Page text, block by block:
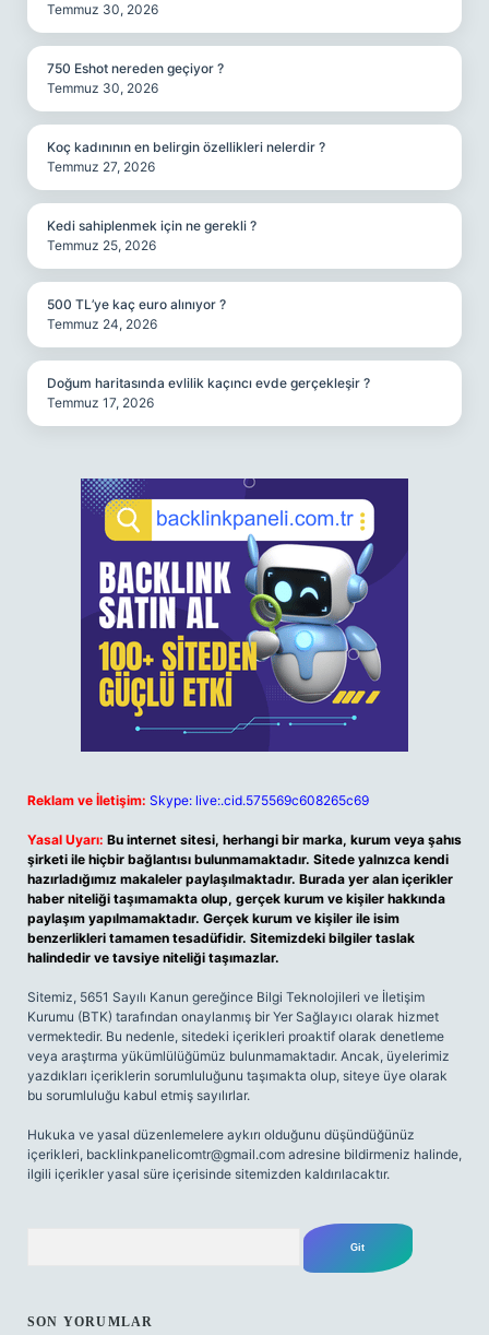
Temmuz 30, 2026
750 Eshot nereden geçiyor ?
Temmuz 30, 2026
Koç kadınının en belirgin özellikleri nelerdir ?
Temmuz 27, 2026
Kedi sahiplenmek için ne gerekli ?
Temmuz 25, 2026
500 TL’ye kaç euro alınıyor ?
Temmuz 24, 2026
Doğum haritasında evlilik kaçıncı evde gerçekleşir ?
Temmuz 17, 2026
Reklam ve İletişim: Skype: live:.cid.575569c608265c69
Yasal Uyarı: Bu internet sitesi, herhangi bir marka, kurum veya şahıs
şirketi ile hiçbir bağlantısı bulunmamaktadır. Sitede yalnızca kendi
hazırladığımız makaleler paylaşılmaktadır. Burada yer alan içerikler
haber niteliği taşımamakta olup, gerçek kurum ve kişiler hakkında
paylaşım yapılmamaktadır. Gerçek kurum ve kişiler ile isim
benzerlikleri tamamen tesadüfidir. Sitemizdeki bilgiler taslak
halindedir ve tavsiye niteliği taşımazlar.
Sitemiz, 5651 Sayılı Kanun gereğince Bilgi Teknolojileri ve İletişim
Kurumu (BTK) tarafından onaylanmış bir Yer Sağlayıcı olarak hizmet
vermektedir. Bu nedenle, sitedeki içerikleri proaktif olarak denetleme
veya araştırma yükümlülüğümüz bulunmamaktadır. Ancak, üyelerimiz
yazdıkları içeriklerin sorumluluğunu taşımakta olup, siteye üye olarak
bu sorumluluğu kabul etmiş sayılırlar.
Hukuka ve yasal düzenlemelere aykırı olduğunu düşündüğünüz
içerikleri, backlinkpanelicomtr@gmail.com adresine bildirmeniz halinde,
ilgili içerikler yasal süre içerisinde sitemizden kaldırılacaktır.
SON YORUMLAR